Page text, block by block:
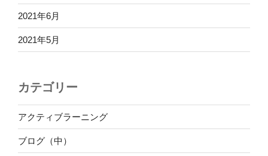
2021年6月
2021年5月
カテゴリー
アクティブラーニング
ブログ（中）